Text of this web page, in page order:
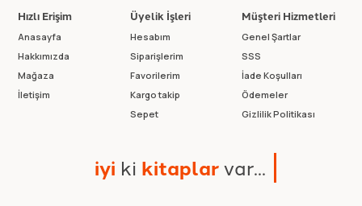
Hızlı Erişim
Anasayfa
Hakkımızda
Mağaza
İletişim
Üyelik İşleri
Hesabım
Siparişlerim
Favorilerim
Kargo takip
Sepet
Müşteri Hizmetleri
Genel Şartlar
SSS
İade Koşulları
Ödemeler
Gizlilik Politikası
iyi ki kitaplarvar...